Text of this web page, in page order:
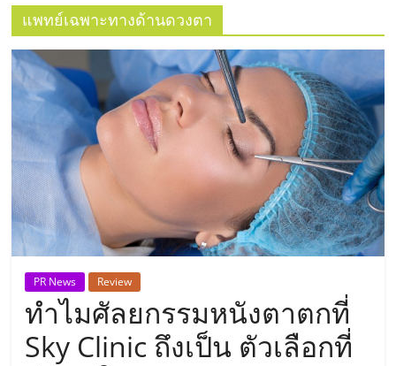
SME
แห่ง
ประเทศไทย,
ThaiSMEsCenter,
รวม
ธุรกิจ
เอ
แพทย์เฉพาะทางด้านดวงตา
PR News Review
ทำไมศัลยกรรมหนังตาตกที่
Sky Clinic ถึงเป็น ตัวเลือกที่